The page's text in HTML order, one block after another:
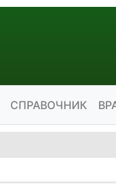
СПРАВОЧНИК